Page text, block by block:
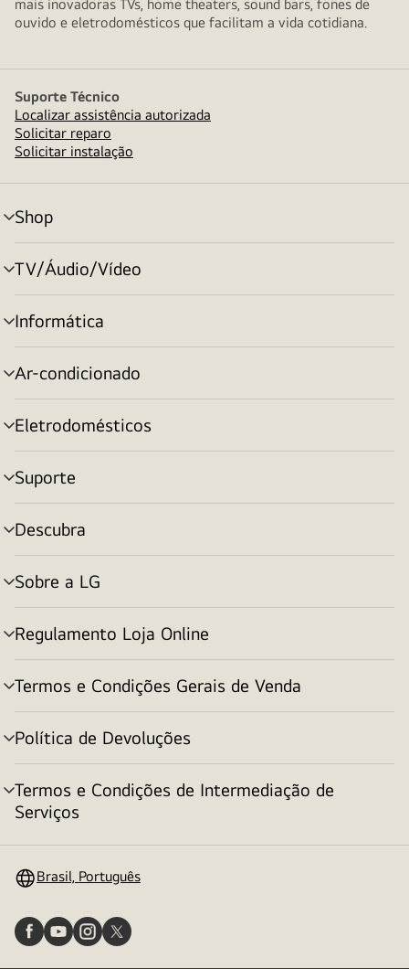
mais inovadoras TVs, home theaters, sound bars, fones de
ouvido e eletrodomésticos que facilitam a vida cotidiana.
Suporte Técnico
Localizar assistência autorizada
Solicitar reparo
Solicitar instalação
Shop
alternar
menu
TV/Áudio/Vídeo
alternar
menu
Informática
alternar
menu
Ar-condicionado
alternar
menu
Eletrodomésticos
alternar
menu
Suporte
alternar
menu
Descubra
alternar
menu
Sobre a LG
alternar
menu
Regulamento Loja Online
alternar
menu
Termos e Condições Gerais de Venda
alternar
menu
Política de Devoluções
alternar
menu
Termos e Condições de Intermediação de
Serviços
alternar
Brasil, Português